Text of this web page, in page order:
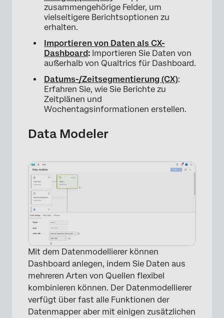
zusammengehörige Felder, um
vielseitigere Berichtsoptionen zu
erhalten.
Importieren von Daten als CX-
Dashboard: Importieren Sie Daten von
außerhalb von Qualtrics für Dashboard.
Datums-/Zeitsegmentierung (CX):
Erfahren Sie, wie Sie Berichte zu
Zeitplänen und
Wochentagsinformationen erstellen.
Data Modeler
Mit dem Datenmodellierer können
Dashboard anlegen, indem Sie Daten aus
mehreren Arten von Quellen flexibel
kombinieren können. Der Datenmodellierer
verfügt über fast alle Funktionen der
Datenmapper aber mit einigen zusätzlichen